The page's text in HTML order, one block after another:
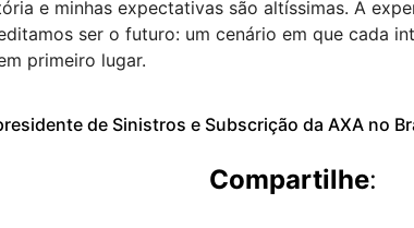
e minhas expectativas são altíssimas. A
ser o futuro: um cenário em que cada
primeiro lugar.
de Sinistros e Subscrição da AXA no
Compartilhe: